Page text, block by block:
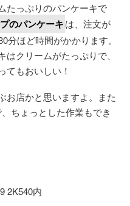
たっぷりのパンケーキで
のパンケーキは、注文が
分ほど時間がかかります。
クリームがたっぷりで、
てもおいしい！
お店かと思いますよ。また
ちょっとした作業もでき
2K540内